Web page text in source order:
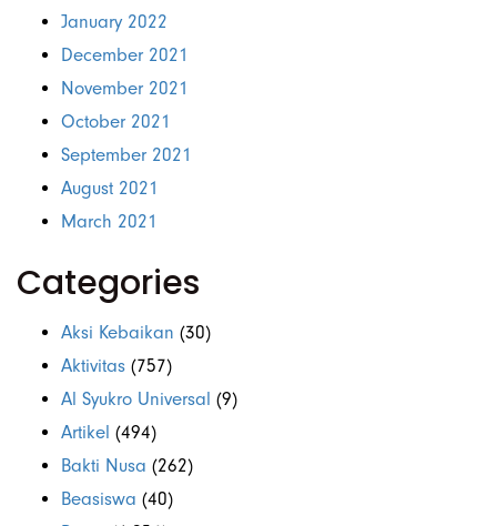
January 2022
December 2021
November 2021
October 2021
September 2021
August 2021
March 2021
Categories
Aksi Kebaikan (30)
Aktivitas (757)
Al Syukro Universal (9)
Artikel (494)
Bakti Nusa (262)
Beasiswa (40)